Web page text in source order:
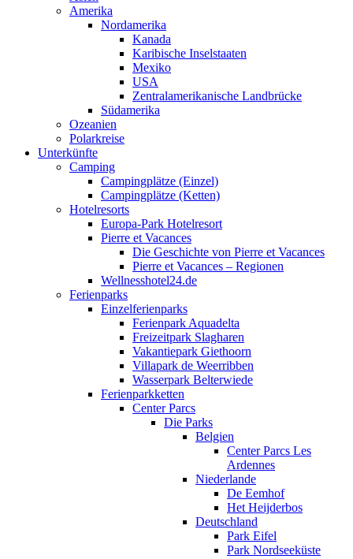
Amerika
Nordamerika
Kanada
Karibische Inselstaaten
Mexiko
USA
Zentralamerikanische Landbrücke
Südamerika
Ozeanien
Polarkreise
Unterkünfte
Camping
Campingplätze (Einzel)
Campingplätze (Ketten)
Hotelresorts
Europa-Park Hotelresort
Pierre et Vacances
Die Geschichte von Pierre et Vacances
Pierre et Vacances – Regionen
Wellnesshotel24.de
Ferienparks
Einzelferienparks
Ferienpark Aquadelta
Freizeitpark Slagharen
Vakantiepark Giethoorn
Villapark de Weerribben
Wasserpark Belterwiede
Ferienparkketten
Center Parcs
Die Parks
Belgien
Center Parcs Les
Ardennes
Niederlande
De Eemhof
Het Heijderbos
Deutschland
Park Eifel
Park Nordseeküste